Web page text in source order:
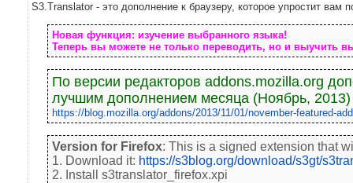
S3.Translator - это дополнение к браузеру, которое упростит вам
Новая функция: изучение выбранного языка!
Теперь вы можете не только переводить, но и выучить
По версии редакторов addons.mozilla.org
лучшим дополнением месяца (Ноябрь, 2013)
https://blog.mozilla.org/addons/2013/11/01/november-featured-
Version for Firefox: This is a signed extension that
1. Download it: https://s3blog.org/download/s3gt/
2. Install s3translator_firefox.xpi